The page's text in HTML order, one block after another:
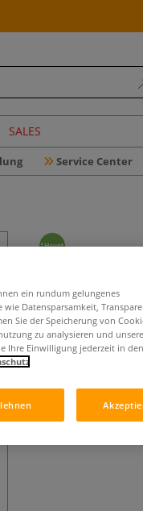
SALES
Service Center
Pflanzendruck auf
ein rundum gelungenes
Datensparsamkeit,
Sie der Speicherung von
zu analysieren und unsere
Ihre Einwilligung jederzeit in den